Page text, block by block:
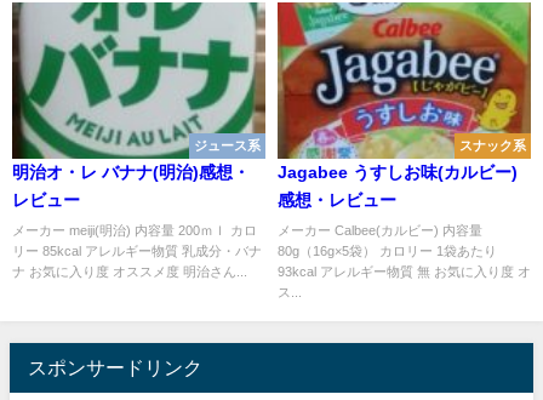
ジュース系
明治オ・レ バナナ(明治)感想・
レビュー
メーカー meiji(明治) 内容量 200ｍｌ カロ
リー 85kcal アレルギー物質 乳成分・バナ
ナ お気に入り度 オススメ度 明治さん...
スナック系
Jagabee うすしお味(カルビー)
感想・レビュー
メーカー Calbee(カルビー) 内容量
80g（16g×5袋） カロリー 1袋あたり
93kcal アレルギー物質 無 お気に入り度 オ
ス...
スポンサードリンク